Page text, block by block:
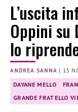
L’uscita
Oppini su
lo
ANDREA SANNA | 15
DAYANE MELLO
GRANDE FRATELLO